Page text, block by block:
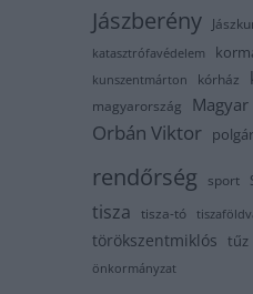
Jászberény
katasztrófavédelem
kunszentmárton
kórház
magyarország Magyar
Orbán Viktor
rendőrség sport
tisza tisza-tó
törökszentmiklós tűz
önkormányzat